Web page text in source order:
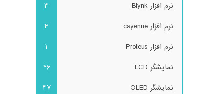
نرم افزار Blynk
3
نرم افزار cayenne
4
نرم افزار Proteus
1
نمایشگر LCD
46
نمایشگر OLED
37